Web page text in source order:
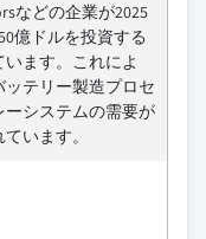
などの企業が2025
億ドルを投資する
ます。これによ
テリー製造プロセ
システムの需要が
います。